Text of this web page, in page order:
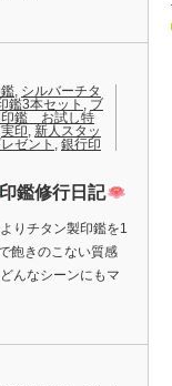
, シルバーチタ
鑑3本セット , ブ
印鑑 お試し特
実印, 新人スタッ
ゼント , 銀行印
印鑑修行日記
りチタン製印鑑を1
飽きのこない質感
どんなシーンにもマ